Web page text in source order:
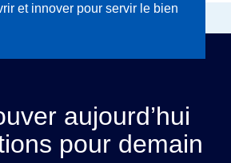
PRIORITÉS PILIER 2
et innover pour servir le bien
aujourd’hui
pour demain